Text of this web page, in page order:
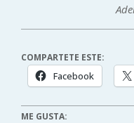
COMPARTETE ESTE:
Facebook
ME GUSTA: